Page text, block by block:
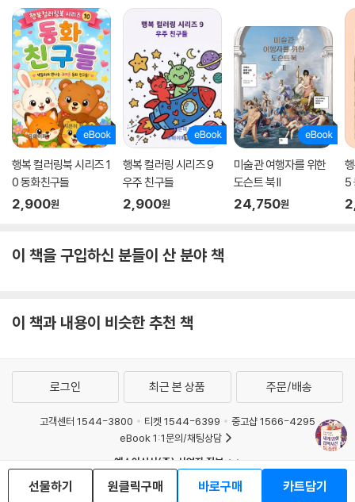
까? 바로 ‘십자가에 못 박힌 채 매달린 예수 그리스도’다. 그 남자의 손바닥
에 난 못 박힌 상처 자국(성흔(聖痕, stigmata))을 방증으로 이를 확인
할 수 있다. 고야는 왜 예수를 모델로 삼아 마드리드 학살 사건 희생자를 묘
사했을까? 아마도 그는 인류를 위해 십자가에 못 박혀 죽은 예수를 통해 마
드리드 시민들의 숭고하고도 영웅적인 희생을 기리고자 한 게 아닐까.
· 들라크루아의 [민중을 이끄는 자유의 여신] 속 여신의 모델이 젊은 세탁
부였다?!
프랑스 낭만주의를 대표하는 화가 외젠 들라크루아가 남긴 작품 중 가장
유명한 작품은 [민중을 이끄는 자유의 여신]이다. 그는 1830년 파리에서
즉 여신은 ‘자유’를 의인화해 상징적으로 표현한 것이며, 오른손에 든 삼색
성한 여신의 겨드랑이에 털이 나 있다? 이게 과연 당대인들에게 자연스러
운 일로 받아들여졌을까? 당연히 아니다.
1831년, [민중을 이끄는 자유의 여신]이 파리 살롱에 처음 공개되었을 때
그림 속 자유의 여신 겨드랑이털 묘사는 거센 논란을 불러일으켰다. 게다
‘몸을 파는 여인’에 비유하기까지 했다.
들라크루아는 왜 그림 속 자유의 여신을 통념과 관례대로 대리석처럼 새하
얗고 아기 살갗처럼 부드러운 피부를 가진 순결한 여인으로 묘사하지 않고
행복 컬러링북 시리즈 1
0 동화친구들
2,900원
행복 컬러링 시리즈 9
우주 친구들
2,900원
미술관 여행자를 위한
도슨트 북 II
24,750원
5
이 책을 구입하신 분들이 산 분야 책
이 책과 내용이 비슷한 추천 책
선물하기 원클릭구매 바로구매 카트담기
로그인 최근 본 상품 주문/배송
고객센터 1544-3800 티켓 1544-6399
중고샵 1566-4295
eBook 1:1문의/채팅상담
예스이십사(주) 사업자 정보
이용약관
개인정보처리방침
청소년보호정책